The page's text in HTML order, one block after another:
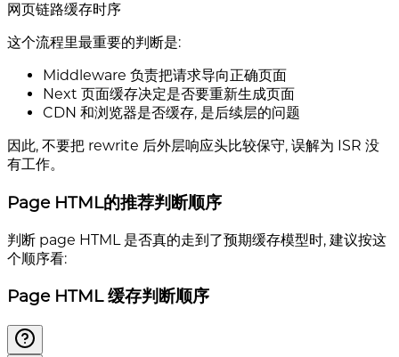
网页链路缓存时序
这个流程里最重要的判断是:
Middleware 负责把请求导向正确页面
Next 页面缓存决定是否要重新生成页面
CDN 和浏览器是否缓存, 是后续层的问题
因此, 不要把 rewrite 后外层响应头比较保守, 误解为 ISR 没
有工作。
Page HTML的推荐判断顺序
判断 page HTML 是否真的走到了预期缓存模型时, 建议按这
个顺序看:
Page HTML 缓存判断顺序